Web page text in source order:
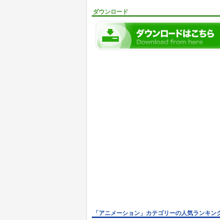
ダウンロード
「アニメーション」カテゴリーの人気ランキン